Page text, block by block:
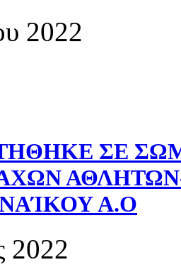
2022
ΣΕ
Α.Ο
2022